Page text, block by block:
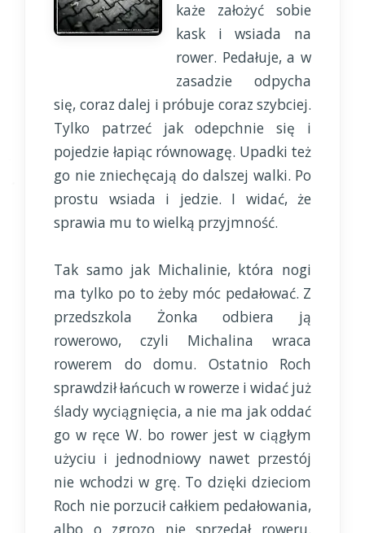
każe założyć sobie
kask i wsiada na
rower. Pedałuje, a w
zasadzie odpycha
się, coraz dalej i próbuje coraz szybciej.
Tylko patrzeć jak odepchnie się i
pojedzie łapiąc równowagę. Upadki też
go nie zniechęcają do dalszej walki. Po
prostu wsiada i jedzie. I widać, że
sprawia mu to wielką przyjmność.
Tak samo jak Michalinie, która nogi
ma tylko po to żeby móc pedałować. Z
przedszkola Żonka odbiera ją
rowerowo, czyli Michalina wraca
rowerem do domu. Ostatnio Roch
sprawdził łańcuch w rowerze i widać już
ślady wyciągnięcia, a nie ma jak oddać
go w ręce W. bo rower jest w ciągłym
użyciu i jednodniowy nawet przestój
nie wchodzi w grę. To dzięki dzieciom
Roch nie porzucił całkiem pedałowania,